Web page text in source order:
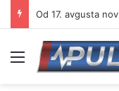
Od 17. avgusta
Menu